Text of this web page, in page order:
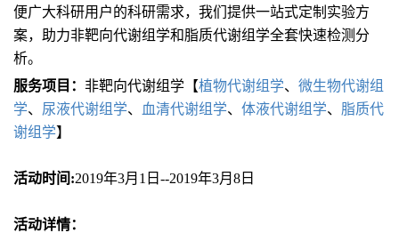
便广大科研用户的科研需求，我们提供一站式定制实验方
案，助力非靶向代谢组学和脂质代谢组学全套快速检测分
析。
服务项目： 非靶向代谢组学【植物代谢组学、 微生物代谢组
学、 尿液代谢组学、 血清代谢组学、 体液代谢组学、 脂质代
谢组学】
活动时间:2019年3月1日--2019年3月8日
活动详情：